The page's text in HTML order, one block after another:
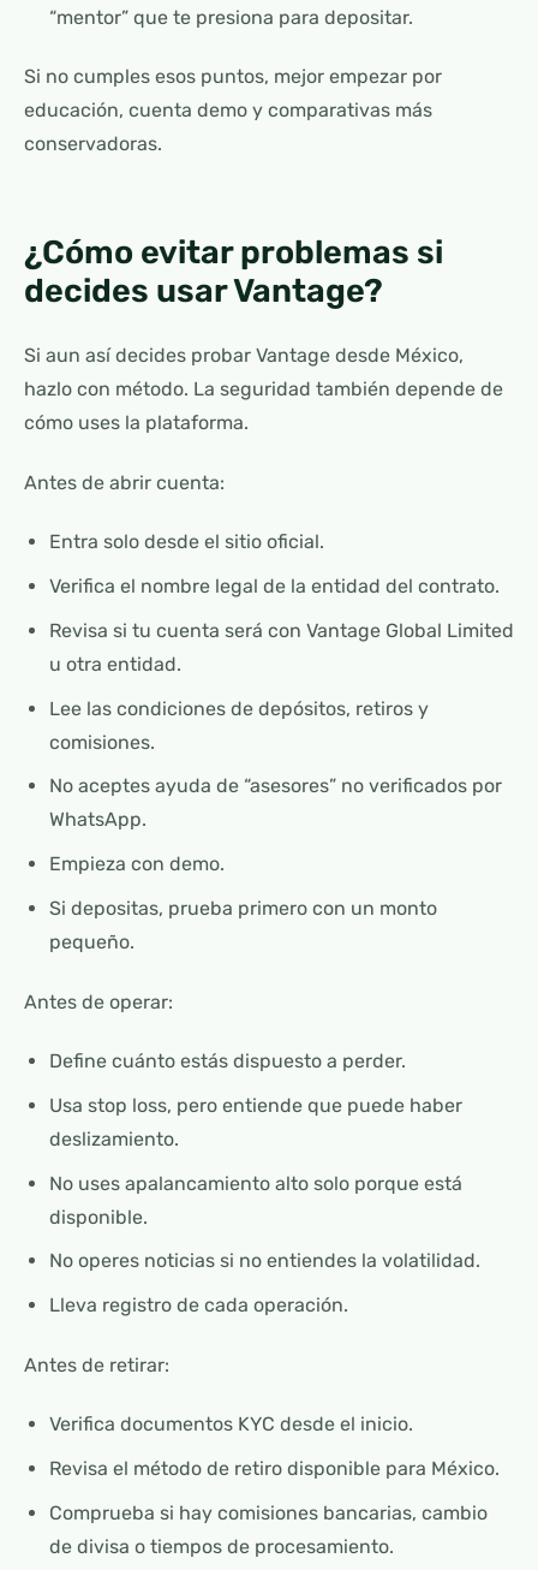
“mentor” que te presiona para depositar.
Si no cumples esos puntos, mejor empezar por
educación, cuenta demo y comparativas más
conservadoras.
¿Cómo evitar problemas si
decides usar Vantage?
Si aun así decides probar Vantage desde México,
hazlo con método. La seguridad también depende de
cómo uses la plataforma.
Antes de abrir cuenta:
Entra solo desde el sitio oficial.
Verifica el nombre legal de la entidad del contrato.
Revisa si tu cuenta será con Vantage Global Limited
u otra entidad.
Lee las condiciones de depósitos, retiros y
comisiones.
No aceptes ayuda de “asesores” no verificados por
WhatsApp.
Empieza con demo.
Si depositas, prueba primero con un monto
pequeño.
Antes de operar:
Define cuánto estás dispuesto a perder.
Usa stop loss, pero entiende que puede haber
deslizamiento.
No uses apalancamiento alto solo porque está
disponible.
No operes noticias si no entiendes la volatilidad.
Lleva registro de cada operación.
Antes de retirar:
Verifica documentos KYC desde el inicio.
Revisa el método de retiro disponible para México.
Comprueba si hay comisiones bancarias, cambio
de divisa o tiempos de procesamiento.